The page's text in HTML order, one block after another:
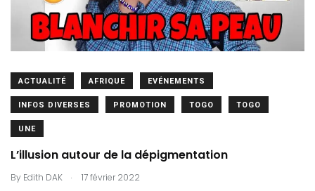
ACTUALITÉ AFRIQUE EVÉNEMENTS
INFOS DIVERSES PROMOTION TOGO TOGO
UNE
L’illusion autour de la dépigmentation
By Edith DAK . 17 février 2022